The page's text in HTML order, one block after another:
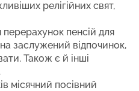
релігійних свят,
перерахунок пенсій для
заслужений відпочинок,
Також є й інші
місячний посівний